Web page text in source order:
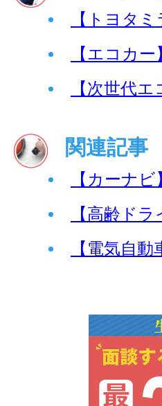
【トヨタ
【エコカ
【次世代
関連記事
【カーナ
【高齢ド
【電気自